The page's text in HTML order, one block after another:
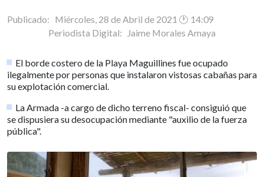
Publicado: Miércoles, 28 de Abril de 2021 🕐 14:09
Periodista Digital:
Jaime Morales Amaya
El borde costero de la Playa Maguillines fue ocupado
ilegalmente por personas que instalaron vistosas cabañas para
su explotación comercial.
La Armada -a cargo de dicho terreno fiscal- consiguió que
se dispusiera su desocupación mediante "auxilio de la fuerza
pública".